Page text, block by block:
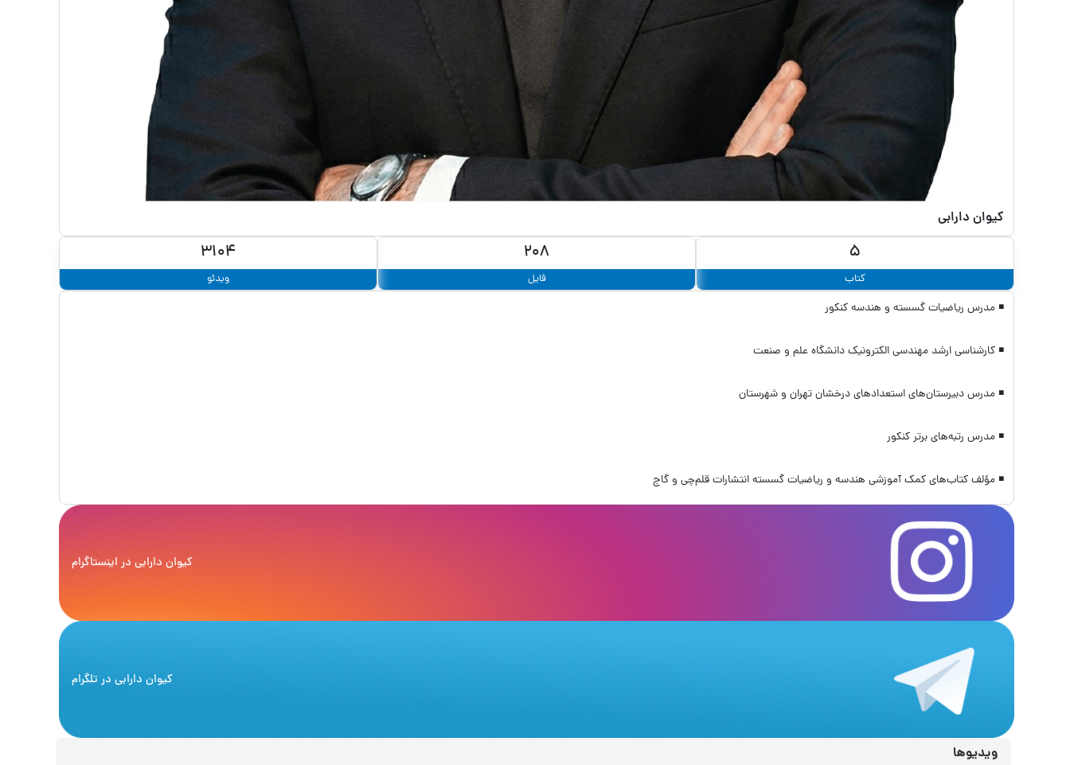
کیوان دارابی
5
کتاب
208
فایل
3104
ویدئو
◾ مدرس ریاضیات گسسته و هندسه کنکور
◾ کارشناسی ارشد مهندسی الکترونیک دانشگاه علم و صنعت
◾ مدرس دبیرستان‌های استعدادهای درخشان تهران و شهرستان
◾ مدرس رتبه‌های برتر کنکور
◾ مؤلف کتاب‌های کمک ‌آموزشی هندسه و ریاضیات گسسته انتشارات قلم‌چی و گاج
کیوان دارابی در اینستاگرام
کیوان دارابی در تلگرام
ویدیوها